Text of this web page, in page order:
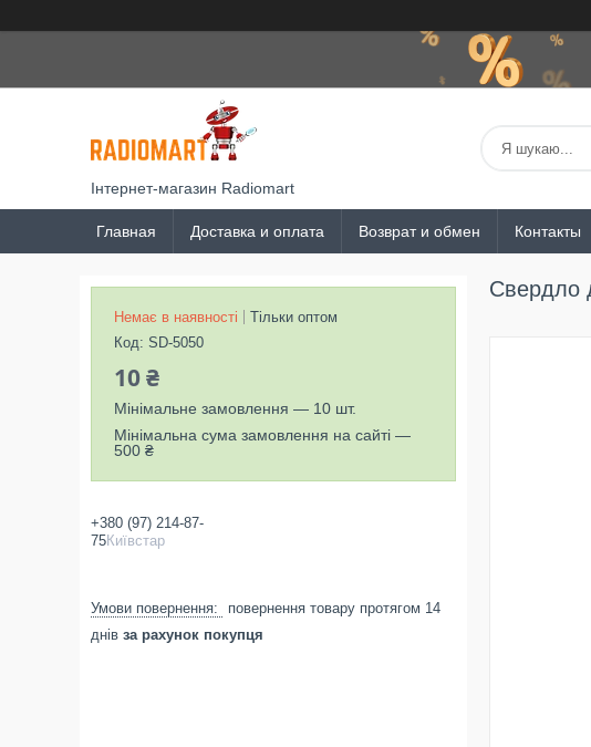
Інтернет-магазин Radiomart
Главная Доставка и оплата Возврат и обмен Контакты
Свердло
Немає в наявності
Тільки оптом
Код: SD-5050
10 ₴
Мінімальне замовлення — 10 шт.
Мінімальна сума замовлення на сайті —
500 ₴
+380 (97) 214-87-
75Київстар
повернення товару протягом 14
днів за рахунок покупця